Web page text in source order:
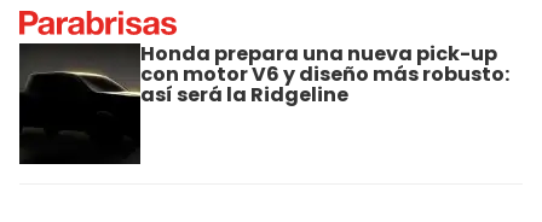
Honda prepara una nueva pick-up
con motor V6 y diseño más robusto:
así será la Ridgeline